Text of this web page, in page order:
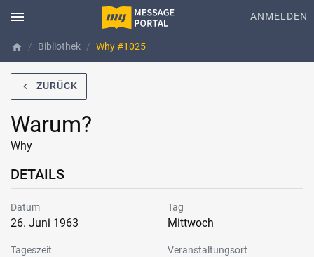
menu ANMELDEN
home Bibliothek Why #1025
navigate_before ZURÜCK
Warum?
Why
DETAILS
Datum
26. Juni 1963
Tag
Mittwoch
Tageszeit Veranstaltungsort